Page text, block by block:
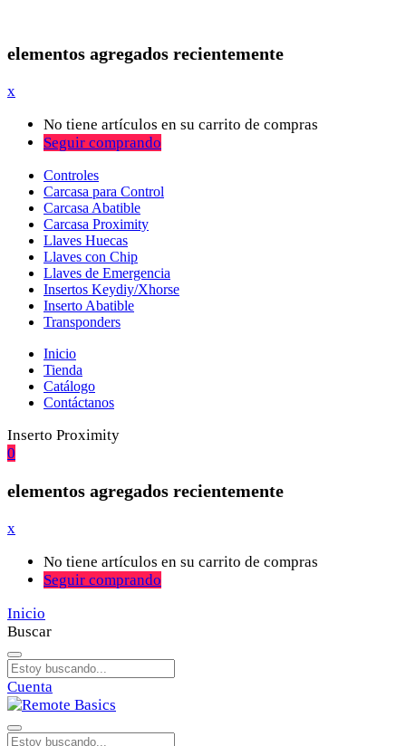
elementos agregados recientemente
x
No tiene artículos en su carrito de compras
Seguir comprando
Controles
Carcasa para Control
Carcasa Abatible
Carcasa Proximity
Llaves Huecas
Llaves con Chip
Llaves de Emergencia
Insertos Keydiy/Xhorse
Inserto Abatible
Transponders
Inicio
Tienda
Catálogo
Contáctanos
Inserto Proximity
0
elementos agregados recientemente
x
No tiene artículos en su carrito de compras
Seguir comprando
Inicio
Buscar
Cuenta